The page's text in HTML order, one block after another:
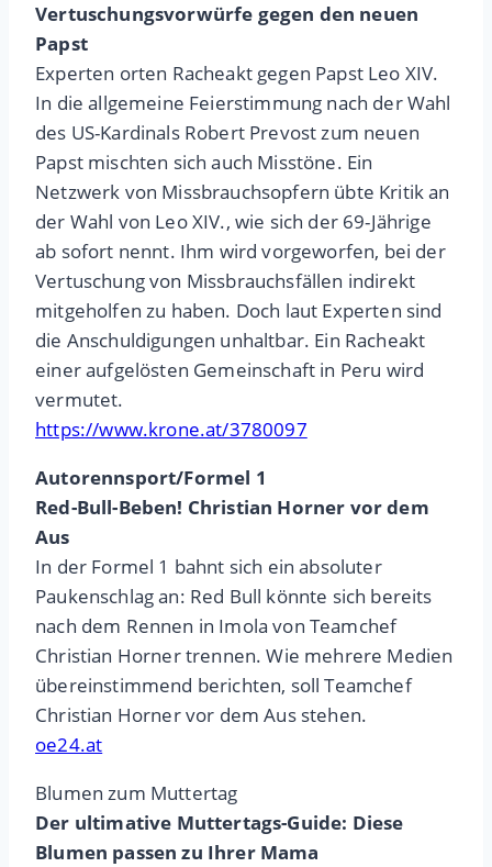
Vertuschungsvorwürfe gegen den neuen
Papst
Experten orten Racheakt gegen Papst Leo XIV.
In die allgemeine Feierstimmung nach der Wahl
des US-Kardinals Robert Prevost zum neuen
Papst mischten sich auch Misstöne. Ein
Netzwerk von Missbrauchsopfern übte Kritik an
der Wahl von Leo XIV., wie sich der 69-Jährige
ab sofort nennt. Ihm wird vorgeworfen, bei der
Vertuschung von Missbrauchsfällen indirekt
mitgeholfen zu haben. Doch laut Experten sind
die Anschuldigungen unhaltbar. Ein Racheakt
einer aufgelösten Gemeinschaft in Peru wird
vermutet.
https://www.krone.at/3780097
Autorennsport/Formel 1
Red-Bull-Beben! Christian Horner vor dem
Aus
In der Formel 1 bahnt sich ein absoluter
Paukenschlag an: Red Bull könnte sich bereits
nach dem Rennen in Imola von Teamchef
Christian Horner trennen. Wie mehrere Medien
übereinstimmend berichten, soll Teamchef
Christian Horner vor dem Aus stehen.
oe24.at
Blumen zum Muttertag
Der ultimative Muttertags-Guide: Diese
Blumen passen zu Ihrer Mama